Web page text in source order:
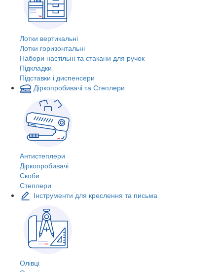
Лотки вертикальні
Лотки горизонтальні
Набори настільні та стакани для ручок
Підкладки
Підставки і диспенсери
Діркопробивачі та Степлери
Антистеплери
Діркопробивачі
Скоби
Степлери
Інструменти для креслення та письма
Олівці